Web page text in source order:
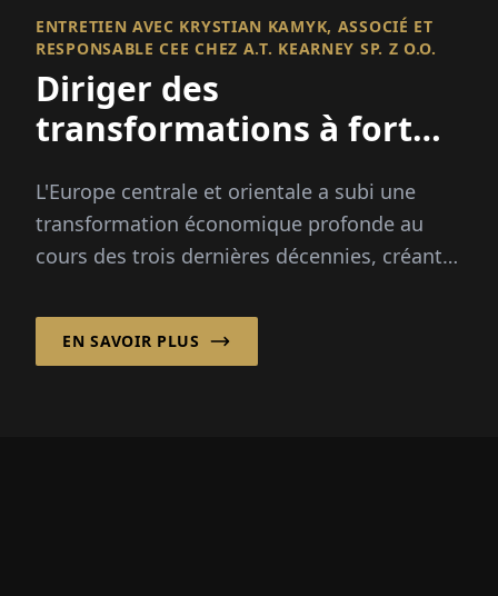
ENTRETIEN AVEC KRYSTIAN KAMYK, ASSOCIÉ ET
RESPONSABLE CEE CHEZ A.T. KEARNEY SP. Z O.O.
Diriger des
transformations à fort
région en mutation
L'Europe centrale et orientale a subi une
transformation économique profonde au
cours des trois dernières décennies, créant
pour les entreprises évoluant dans des
marchés en rapide évolution.
EN SAVOIR PLUS